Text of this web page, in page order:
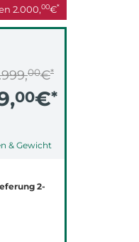
2.000,00€*
00€*
00€*
& Gewicht
2-